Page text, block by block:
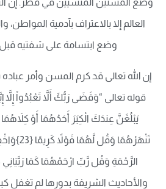
وضع المسنين المنسيين في قطر. إن
العالم إلا بالاعتراف بآدمية المواطن،
وضع ابتسامة على شفتيه قبل
إن الله تعالى قد كرم المسن وأمر
قوله تعالى “وَقَضَى رَبُّكَ أَلاَّ تَعْبُدُواْ إِلاَّ
يَبْلُغَنَّ عِندَكَ الْكِبَرَ أَحَدُهُمَا أَوْ
تَنْهَرْهُمَا
والأحاديث الشريفة بدورها لم تغفل